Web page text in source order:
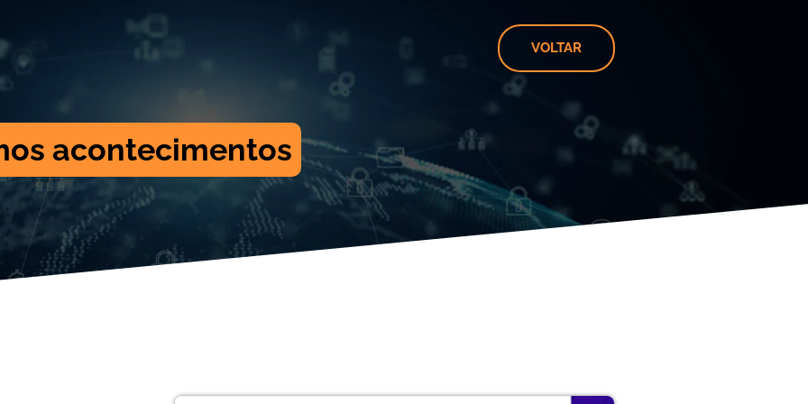
VOLTAR
acontecimentos